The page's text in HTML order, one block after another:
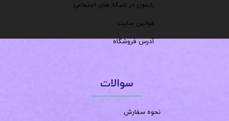
سوالات
نحوه سفارش
رایفون در شبکه های اجتماعی
قوانین سایت
آدرس فروشگاه